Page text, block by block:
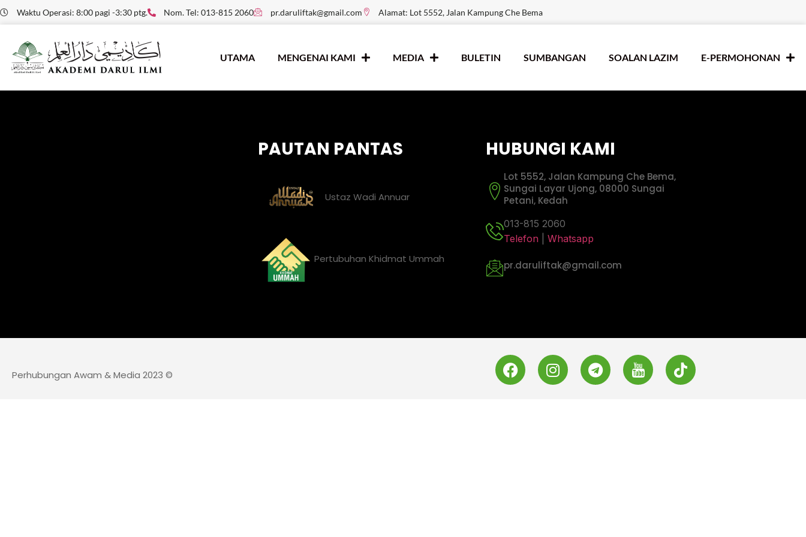
Waktu Operasi: 8:00 pagi -3:30 ptg. Nom. Tel: 013-815 2060 pr.daruliftak@gmail.com Alamat: Lot 5552, Jalan Kampung Che Bema
UTAMA MENGENAI KAMI MEDIA BULETIN SUMBANGAN SOALAN LAZIM E-PERMOHONAN
PAUTAN PANTAS
Ustaz Wadi Annuar
Pertubuhan Khidmat Ummah
HUBUNGI KAMI
Lot 5552, Jalan Kampung Che Bema,
Sungai Layar Ujong, 08000 Sungai
Petani, Kedah
013-815 2060
Telefon
Whatsapp
pr.daruliftak@gmail.com
Perhubungan Awam & Media 2023 ©